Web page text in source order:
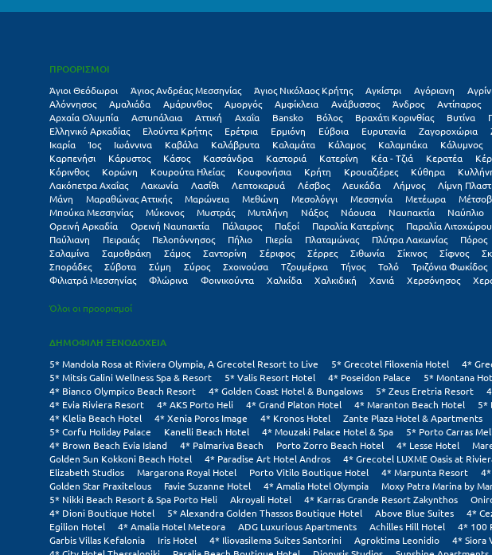
ΠΡΟΟΡΙΣΜΟΙ
Άγιοι Θεόδωροι Άγιος Ανδρέας Μεσσηνίας Άγιος Νικόλαος Κρήτης Αγκίστρι Αγόριανη
Αλόννησος
Αμαλιάδα Αμάρυνθος Αμοργός Αμφίκλεια Ανάβυσσος Άνδρος Αντίπαρος
Αρχαία Ολυμπία
Αστυπάλαια Αττική Αχαΐα Βansko Βόλος Βραχάτι Κορινθίας Βυτίνα
Ελληνικό Αρκαδίας
Ελούντα Κρήτης Ερέτρια Ερμιόνη Εύβοια Ευρυτανία Ζαγοροχώρια
Ικαρία
Ίος Ιωάννινα Καβάλα Καλάβρυτα Καλαμάτα Κάλαμος Καλαμπάκα Κάλυμνος
Καρπενήσι
Κάρυστος Κάσος Κασσάνδρα Καστοριά Κατερίνη Κέα - Τζιά Κερατέα
Κόρινθος
Κορώνη Κουρούτα Ηλείας Κουφονήσια Κρήτη Κρουαζιέρες Κύθηρα
Λακόπετρα Αχαΐας
Λακωνία Λασίθι Λεπτοκαρυά Λέσβος Λευκάδα Λήμνος Λίμνη
Μάνη
Μαραθώνας Αττικής Μαρώνεια Μεθώνη Μεσολόγγι Μεσσηνία Μετέωρα
Μπούκα Μεσσηνίας
Μύκονος Μυστράς Μυτιλήνη Νάξος Νάουσα Ναυπακτία Ναύπλιο
Ορεινή Αρκαδία
Ορεινή Ναυπακτία Πάλαιρος Παξοί Παραλία Κατερίνης Παραλία Λιτοχώρου
Παύλιανη
Πειραιάς Πελοπόννησος Πήλιο Πιερία Πλαταμώνας Πλύτρα Λακωνίας Πόρος
Σαλαμίνα
Σαμοθράκη Σάμος Σαντορίνη Σέριφος Σέρρες Σιθωνία Σίκινος Σίφνος
Σποράδες
Σύβοτα Σύμη Σύρος Σχοινούσα Τζουμέρκα Τήνος Τολό Τριζόνια Φωκίδος
Φιλιατρά Μεσσηνίας
Φλώρινα Φοινικούντα Χαλκίδα Χαλκιδική Χανιά Χερσόνησος
Όλοι οι προορισμοί
ΔΗΜΟΦΙΛΗ ΞΕΝΟΔΟΧΕΙΑ
5* Mandola Rosa at Riviera Olympia, A Grecotel Resort to Live 5* Grecotel Filoxenia Hotel 4*
5* Mitsis Galini Wellness Spa & Resort
5* Valis Resort Hotel 4* Poseidon Palace 5* Montana
4* Bianco Olympico Beach Resort
4* Golden Coast Hotel & Bungalows 5* Zeus Eretria Resort
4* Evia Riviera Resort
4* AKS Porto Heli 4* Grand Platon Hotel 4* Maranton Beach Hotel 5*
4* Klelia Beach Hotel
4* Xenia Poros Image 4* Kronos Hotel Zante Plaza Hotel & Apartments
5* Corfu Holiday Palace
Kanelli Beach Hotel 4* Mouzaki Palace Hotel & Spa 5* Porto Carras
4* Brown Beach Evia Island
4* Palmariva Beach Porto Zorro Beach Hotel 4* Lesse Hotel
Golden Sun Kokkoni Beach Hotel
4* Paradise Art Hotel Andros 4* Grecotel LUXME Oasis at
Elizabeth Studios
Margarona Royal Hotel Porto Vitilo Boutique Hotel 4* Marpunta Resort
Golden Star Praxitelous
Favie Suzanne Hotel 4* Amalia Hotel Olympia Moxy Patra Marina by
5* Nikki Beach Resort & Spa Porto Heli
Akroyali Hotel 4* Karras Grande Resort Zakynthos
4* Dioni Boutique Hotel
5* Alexandra Golden Thassos Boutique Hotel Above Blue Suites 4*
Egilion Hotel
4* Amalia Hotel Meteora ADG Luxurious Apartments Achilles Hill Hotel 4* 100
Garbis Villas Kefalonia
Iris Hotel 4* Iliovasilema Suites Santorini Agroktima Leonidio 4* Siora